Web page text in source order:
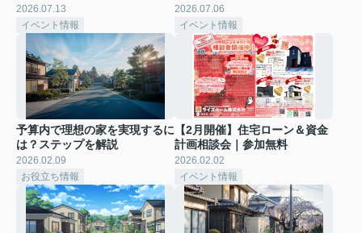
2026.07.13
イベント情報
2026.07.06
イベント情報
予算内で理想の家を実現するに
は？ステップを解説
2026.02.09
お役立ち情報
【2月開催】住宅ローン＆資金
計画相談会｜参加無料
2026.02.02
イベント情報